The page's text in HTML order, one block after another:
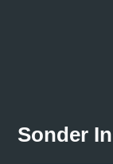
Sonder